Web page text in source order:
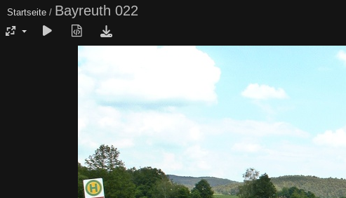
Startseite / Bayreuth 022